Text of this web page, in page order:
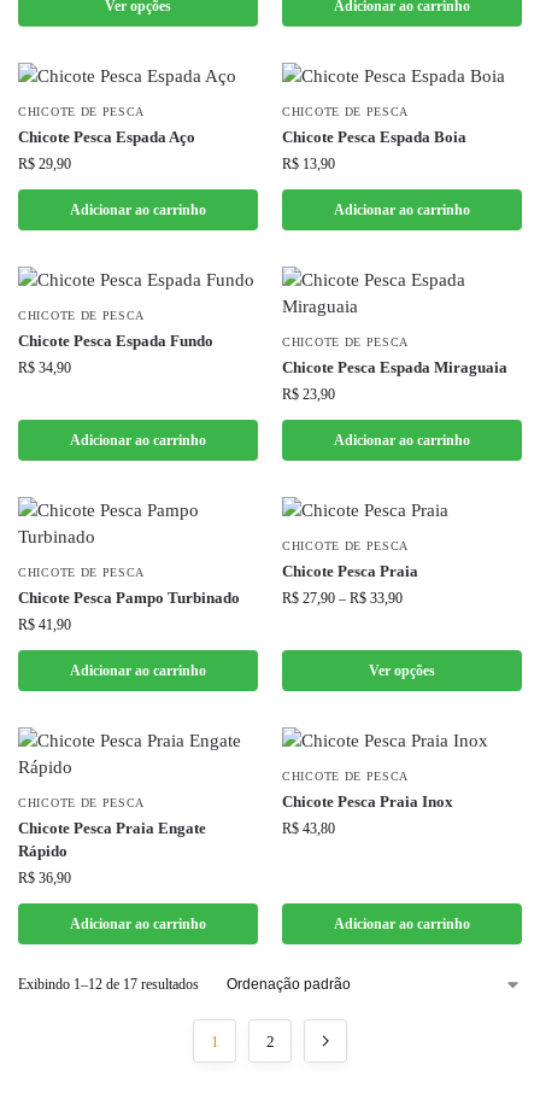
Ver opções Adicionar ao carrinho
CHICOTE DE PESCA
Chicote Pesca Espada Aço
R$ 29,90
Adicionar ao carrinho
CHICOTE DE PESCA
Chicote Pesca Espada Boia
R$ 13,90
Adicionar ao carrinho
CHICOTE DE PESCA
Chicote Pesca Espada Fundo
R$ 34,90
Adicionar ao carrinho
CHICOTE DE PESCA
Chicote Pesca Espada Miraguaia
R$ 23,90
Adicionar ao carrinho
CHICOTE DE PESCA
Chicote Pesca Pampo Turbinado
R$ 41,90
Adicionar ao carrinho
CHICOTE DE PESCA
Chicote Pesca Praia
R$ 27,90 – R$ 33,90
Ver opções
CHICOTE DE PESCA
Chicote Pesca Praia Engate
Rápido
R$ 36,90
Adicionar ao carrinho
CHICOTE DE PESCA
Chicote Pesca Praia Inox
R$ 43,80
Adicionar ao carrinho
Exibindo 1–12 de 17 resultados
1 2